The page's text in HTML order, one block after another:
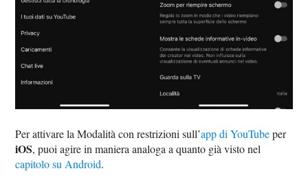
Per attivare la Modalità con restrizioni sull’app di YouTubeper
iOS, puoi agire in maniera analoga a quanto già visto nel
capitolo su Android.